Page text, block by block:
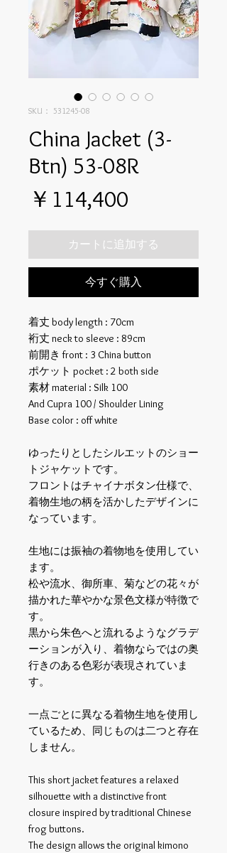
SKU： 531245-08
China Jacket (3-
Btn) 53-08R
￥114,400
格
カートに追加する
今すぐ購入
着丈 body length : 70cm
裄丈 neck to sleeve : 89cm
前開き front : 3 China button
ポケット pocket : 2 both side
素材 material : Silk 100
And Cupra 100 / Shoulder Lining
Base color : off white
ゆったりとしたシルエットのショー
トジャケットです。
フロントはチャイナボタン仕様で、
着物生地の柄を活かしたデザインに
なっています。
生地には振袖の着物地を使用してい
ます。
松や流水、御所車、菊などの花々が
描かれた華やかな景色文様が特徴で
す。
黒から朱色へと流れるようなグラデ
ーションが入り、着物ならではの奥
行きのある色彩が表現されていま
す。
一点ごとに異なる着物生地を使用し
ているため、同じものは二つと存在
しません。
This short jacket features a relaxed
silhouette with a distinctive front
closure inspired by traditional Chinese
frog buttons.
The design allows the original kimono